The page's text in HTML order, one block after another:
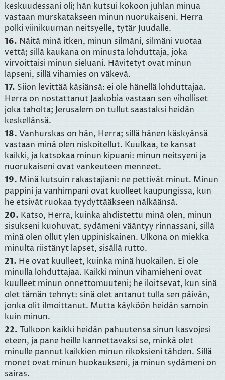
keskuudessani oli; hän kutsui kokoon juhlan minua
vastaan murskatakseen minun nuorukaiseni. Herra
polki viinikuurnan neitsyelle, tytär Juudalle.
16. Näitä minä itken, minun silmäni, silmäni vuotaa
vettä; sillä kaukana on minusta lohduttaja, joka
virvoittaisi minun sieluani. Hävitetyt ovat minun
lapseni, sillä vihamies on väkevä.
17. Siion levittää käsiänsä: ei ole hänellä lohduttajaa.
Herra on nostattanut Jaakobia vastaan sen viholliset
joka taholta; Jerusalem on tullut saastaksi heidän
keskellänsä.
18. Vanhurskas on hän, Herra; sillä hänen käskyänsä
vastaan minä olen niskoitellut. Kuulkaa, te kansat
kaikki, ja katsokaa minun kipuani: minun neitsyeni ja
nuorukaiseni ovat vankeuteen menneet.
19. Minä kutsuin rakastajiani: ne pettivät minut. Minun
pappini ja vanhimpani ovat kuolleet kaupungissa, kun
he etsivät ruokaa tyydyttääkseen nälkäänsä.
20. Katso, Herra, kuinka ahdistettu minä olen, minun
sisukseni kuohuvat, sydämeni vääntyy rinnassani, sillä
minä olen ollut ylen uppiniskainen. Ulkona on miekka
minulta riistänyt lapset, sisällä rutto.
21. He ovat kuulleet, kuinka minä huokailen. Ei ole
minulla lohduttajaa. Kaikki minun vihamieheni ovat
kuulleet minun onnettomuuteni; he iloitsevat, kun sinä
olet tämän tehnyt: sinä olet antanut tulla sen päivän,
jonka olit ilmoittanut. Mutta käyköön heidän samoin
kuin minun.
22. Tulkoon kaikki heidän pahuutensa sinun kasvojesi
eteen, ja pane heille kannettavaksi se, minkä olet
minulle pannut kaikkien minun rikoksieni tähden. Sillä
monet ovat minun huokaukseni, ja minun sydämeni on
sairas.